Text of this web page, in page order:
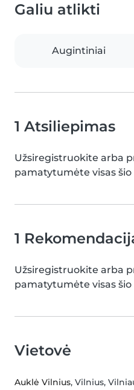
Galiu atlikti
Augintiniai
1 Atsiliepimas
Užsiregistruokite arba
pamatytumėte visas šio
1
Užsiregistruokite arba
pamatytumėte visas
Vietovė
Auklė Vilnius, Vilnius,